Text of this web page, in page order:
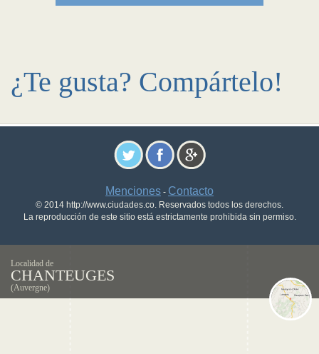
¿Te gusta? Compártelo!
Menciones - Contacto
© 2014 http://www.ciudades.co. Reservados todos los derechos.
La reproducción de este sitio está estrictamente prohibida sin permiso.
Localidad de
CHANTEUGES
(Auvergne)